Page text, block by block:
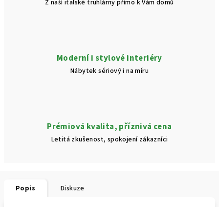
Z naší italské truhlárny přímo k Vám domů
Moderní i stylové interiéry
Nábytek sériový i na míru
Prémiová kvalita, příznivá cena
Letitá zkušenost, spokojení zákazníci
Popis Diskuze